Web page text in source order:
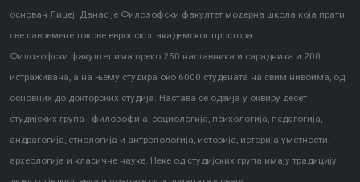
основан Лицеј. Данас је Филозофски факултет модерна школа која прати
све савремене токове европског академског простора.
Филозофски факултет има преко 250 наставника и сарадника и 200
истраживача, а на њему студира око 6000 студената на свим нивоима, од
основних до докторских студија. Настава се одвија у оквиру десет
студијских група - филозофија, социологија, психологија, педагогија,
андрагогија, етнологија и антропологија, историја, историја уметности,
археологија и класичне науке. Неке од студијских група имају традицију